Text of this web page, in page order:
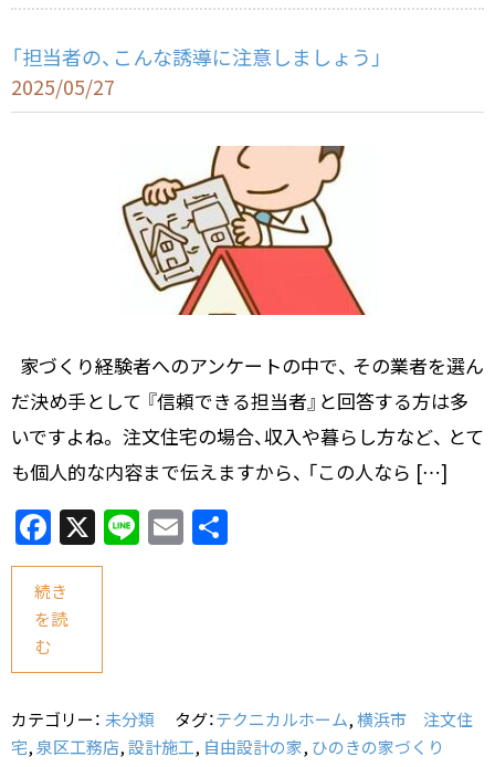
「担当者の、こんな誘導に注意しましょう」
2025/05/27
家づくり経験者へのアンケートの中で、 その業者を選ん
だ決め手として 『信頼できる担当者』と回答する方は多
いですよね。 注文住宅の場合、収入や暮らし方など、 とて
も個人的な内容まで伝えますから、 「この人なら […]
F
a
c
e
b
o
o
X Li
n
E
m
続き
を読
む
カテゴリー： 未分類 タグ：テクニカルホーム,横浜市 注文住
宅,泉区工務店,設計施工, 自由設計の家, ひのきの家づくり